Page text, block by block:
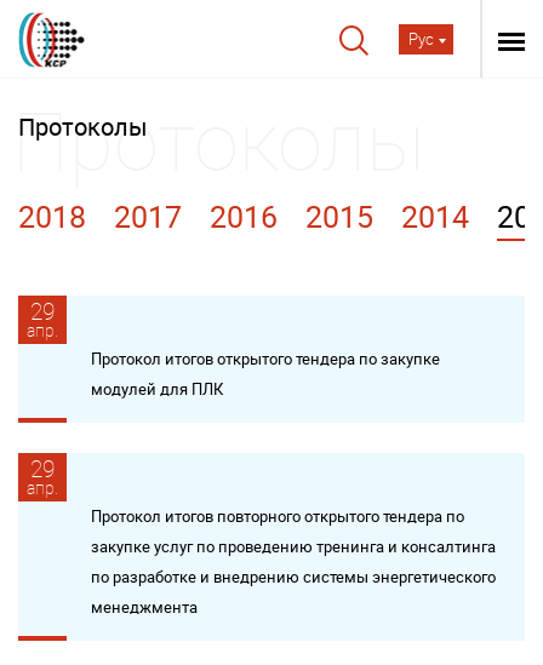
Рус
Протоколы
2018 2017 2016 2015 2014
29
апр.
Протокол итогов открытого тендера по закупке
модулей для ПЛК
29
апр.
Протокол итогов повторного открытого тендера по
закупке услуг по проведению тренинга и консалтинга
по разработке и внедрению системы энергетического
менеджмента